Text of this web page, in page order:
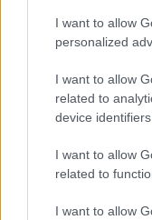
I want to allow
personalized
I want to allow
related to
device
I want to allow
related to
I want to allow
Αύξηση
Διαβάστε